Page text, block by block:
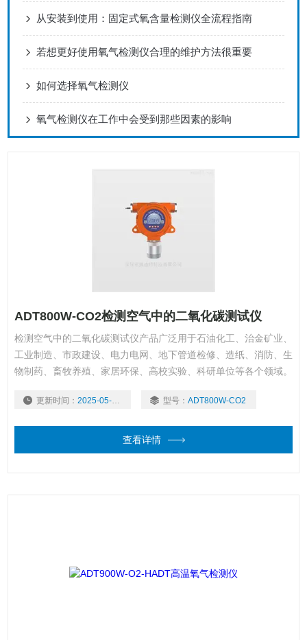
从安装到使用：固定式氧含量检测仪全流程指南
若想更好使用氧气检测仪合理的维护方法很重要
如何选择氧气检测仪
氧气检测仪在工作中会受到那些因素的影响
ADT800W-CO2检测空气中的二氧化碳测试仪
检测空气中的二氧化碳测试仪产品广泛用于石油化工、治金矿业、
工业制造、市政建设、电力电网、地下管道检修、造纸、消防、生
物制药、畜牧养殖、家居环保、高校实验、科研单位等各个领域。
更新时间： 2025-05-07 型号： ADT800W-CO2
查看详情